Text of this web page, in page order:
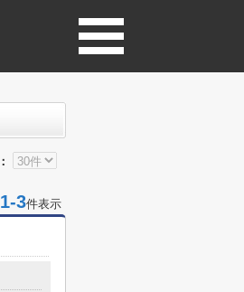
3件表示